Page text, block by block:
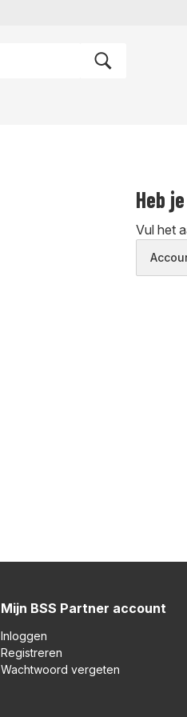
Heb
Vul het
Mijn BSS Partner account
Inloggen
Registreren
Wachtwoord vergeten